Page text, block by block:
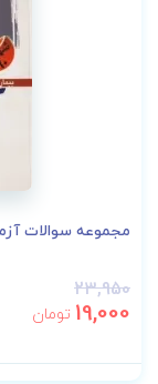
مجموعه سوالات
23,950
19,000 تومان